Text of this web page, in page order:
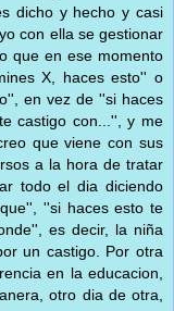
dicho y hecho y casi
con ella se gestionar
que en ese momento
X, haces esto'' o
en vez de ''si haces
castigo con...'', y me
que viene con sus
a la hora de tratar
todo el dia diciendo
''si haces esto te
es decir, la niña
un castigo. Por otra
en la educacion,
otro dia de otra,